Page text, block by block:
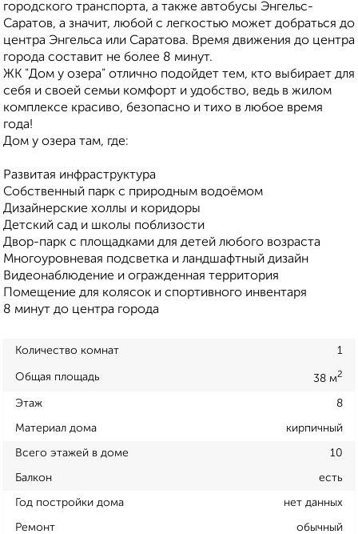
городского транспорта, а также автобусы Энгельс-
Саратов, а значит, любой с легкостью может добраться до
центра Энгельса или Саратова. Время движения до центра
города составит не более 8 минут.
ЖК "Дом у озера" отлично подойдет тем, кто выбирает для
себя и своей семьи комфорт и удобство, ведь в жилом
комплексе красиво, безопасно и тихо в любое время
года!
Дом у озера там, где:
Развитая инфраструктура
Собственный парк с природным водоёмом
Дизайнерские холлы и коридоры
Детский сад и школы поблизости
Двор-парк с площадками для детей любого возраста
Многоуровневая подсветка и ландшафтный дизайн
Видеонаблюдение и огражденная территория
Помещение для колясок и спортивного инвентаря
8 минут до центра города
Количество комнат 1
Общая площадь 38 м2
Этаж 8
Материал дома кирпичный
Всего этажей в доме 10
Балкон есть
Год постройки дома нет данных
Ремонт обычный